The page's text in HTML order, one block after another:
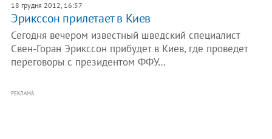
18 грудня 2012, 16:57
Эрикссон прилетает в Киев
Сегодня вечером известный шведский специалист
Свен-Горан Эрикссон прибудет в Киев, где проведет
переговоры с президентом ФФУ…
РЕКЛАМА